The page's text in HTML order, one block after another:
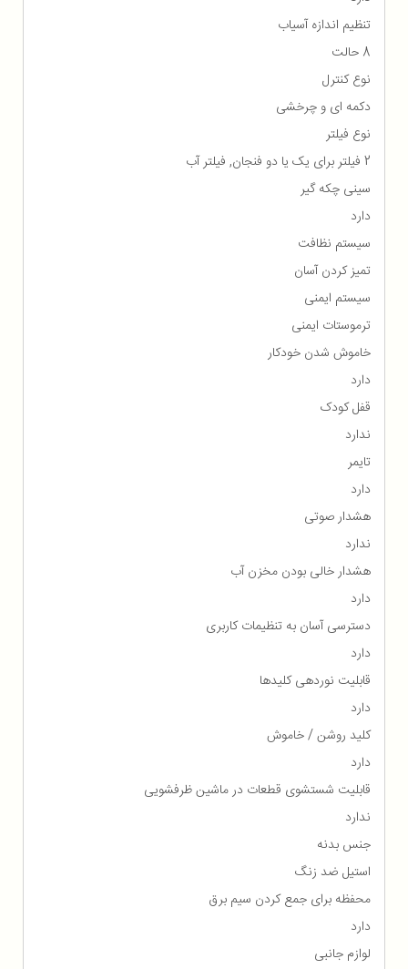
تنظیم اندازه آسیاب
8 حالت
نوع کنترل
دکمه ای و چرخشی
نوع فیلتر
2 فیلتر برای یک یا دو فنجان, فیلتر آب
سینی چکه گیر
دارد
سیستم نظافت
تمیز کردن آسان
سیستم ایمنی
ترموستات ایمنی
خاموش شدن خودکار
دارد
قفل کودک
ندارد
تایمر
دارد
هشدار صوتی
ندارد
هشدار خالی بودن مخزن آب
دارد
دسترسی آسان به تنظیمات کاربری
دارد
قابلیت نوردهی کلیدها
دارد
کلید روشن / خاموش
دارد
قابلیت شستشوی قطعات در ماشین ظرفشویی
ندارد
جنس بدنه
استیل ضد زنگ
محفظه برای جمع كردن سیم برق
دارد
لوازم جانبی